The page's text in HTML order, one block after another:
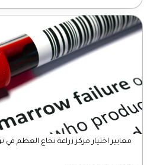
معايير اختيار مركز زراعة نخاع العظم في